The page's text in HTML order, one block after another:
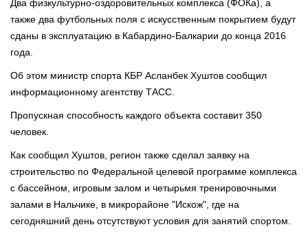
Два физкультурно-оздоровительных комплекса (ФОКа), а
также два футбольных поля с искусственным покрытием будут
сданы в эксплуатацию в Кабардино-Балкарии до конца 2016
года.
Об этом министр спорта КБР Асланбек Хуштов сообщил
информационному агентству ТАСС.
Пропускная способность каждого объекта составит 350
человек.
Как сообщил Хуштов, регион также сделал заявку на
строительство по Федеральной целевой программе комплекса
с бассейном, игровым залом и четырьмя тренировочными
залами в Нальчике, в микрорайоне "Искож", где на
сегодняшний день отсутствуют условия для занятий спортом.